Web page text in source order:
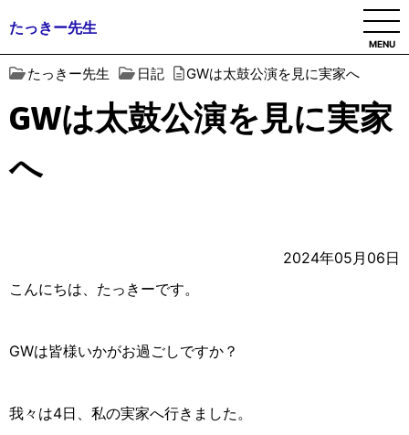
たっきー先生
MENU
たっきー先生 日記 GWは太鼓公演を見に実家へ
GWは太鼓公演を見に実家
へ
2024年05月06日
こんにちは、たっきーです。
GWは皆様いかがお過ごしですか？
我々は4日、私の実家へ行きました。